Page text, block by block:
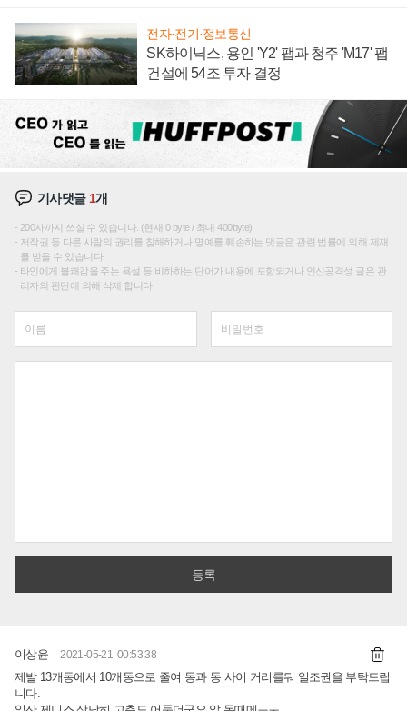
전자·전기·정보통신
SK하이닉스, 용인 'Y2' 팹과 청주 'M17' 팹
건설에 54조 투자 결정
기사댓글 1개
200자까지 쓰실 수 있습니다. (현재 0 byte / 최대 400byte)
저작권 등 다른 사람의 권리를 침해하거나 명예를 훼손하는 댓글은 관련 법률에 의해 제재
를 받을 수 있습니다.
타인에게 불쾌감을 주는 욕설 등 비하하는 단어가 내용에 포함되거나 인신공격성 글은 관
리자의 판단에 의해 삭제 합니다.
이상윤 2021-05-21 00:53:38
제발 13개동에서 10개동으로 줄여 동과 동 사이 거리를둬 일조권을 부탁드립
니다.